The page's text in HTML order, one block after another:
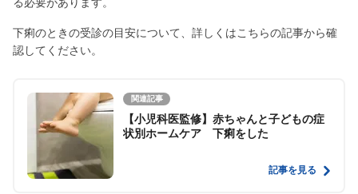
下痢のときの受診の目安について、詳しくはこちらの記事から確
認してください。
関連記事
【小児科医監修】赤ちゃんと子どもの症
状別ホームケア 下痢をした
記事を見る